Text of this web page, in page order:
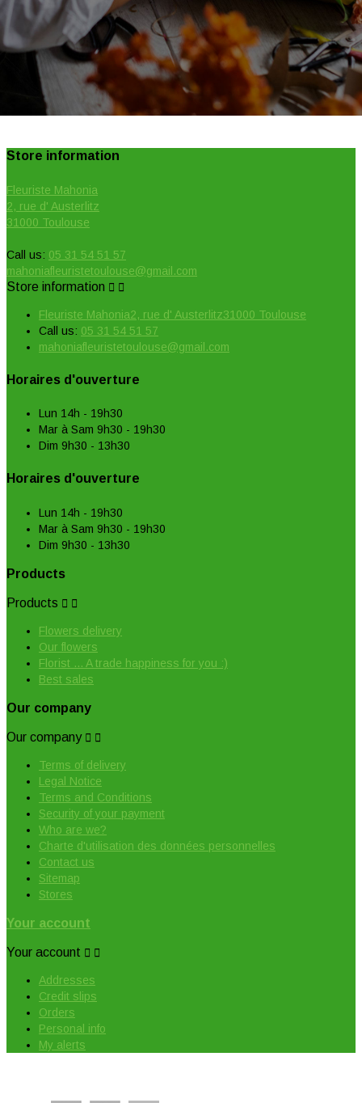
Store information
Fleuriste Mahonia
2, rue d' Austerlitz
31000 Toulouse
Call us: 05 31 54 51 57
mahoniafleuristetoulouse@gmail.com
Store information  
Fleuriste Mahonia2, rue d' Austerlitz31000 Toulouse
Call us: 05 31 54 51 57
mahoniafleuristetoulouse@gmail.com
Horaires d'ouverture
Lun 14h - 19h30
Mar à Sam 9h30 - 19h30
Dim 9h30 - 13h30
Horaires d'ouverture
Lun 14h - 19h30
Mar à Sam 9h30 - 19h30
Dim 9h30 - 13h30
Products
Products  
Flowers delivery
Our flowers
Florist ... A trade happiness for you :)
Best sales
Our company
Our company  
Terms of delivery
Legal Notice
Terms and Conditions
Security of your payment
Who are we?
Charte d'utilisation des données personnelles
Contact us
Sitemap
Stores
Your account
Your account  
Addresses
Credit slips
Orders
Personal info
My alerts